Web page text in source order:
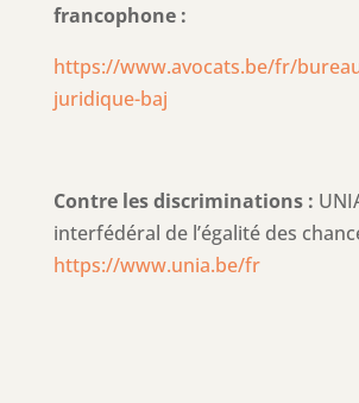
francophone :
https://www.avocats.be/fr/
juridique-baj
Contre les discriminations :
interfédéral de l’égalité des
https://www.unia.be/fr